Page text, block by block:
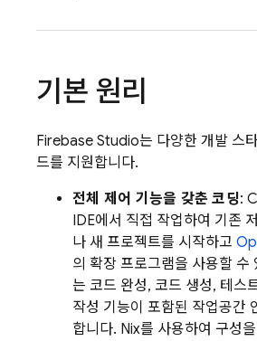
기본 원리
Firebase Studio는 다양한 개발 스
드를 지원합니다.
전체 제어 기능을 갖춘 코딩:
IDE에서 직접 작업하여 기존
나 새 프로젝트를 시작하고
의 확장 프로그램을 사용할 수
는 코드 완성, 코드 생성, 테스
작성 기능이 포함된 작업공간
합니다. Nix를 사용하여 구성